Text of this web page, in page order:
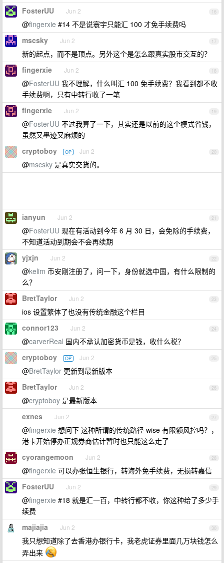
16
FosterUU Jun 2
@fingerxie #14 不是说寰宇只能汇 100 才免手续费吗
17
mscsky Jun 2
新的起点，而不是顶点。另外这个是怎么跟真实股市交互的？
18
fingerxie Jun 2
@FosterUU 我不理解，什么叫汇 100 免手续费？我看到都不收
手续费啊，只有中转行收了一笔
19
fingerxie Jun 2
@FosterUU 不过我算了一下，其实还是以前的这个模式省钱，
虽然又墨迹又麻烦的
20
cryptoboy OP Jun 2
@mscsky 是真实交货的。
21
ianyun Jun 2
@FosterUU 现在有活动到今年 6 月 30 日，会免除的手续费，
不知道活动到期会不会再续期
22
yjxjn Jun 2
@kelim 币安刚注册了，问一下，身份就选中国，有什么限制的
么？
23
BretTaylor Jun 2
ios 设置繁体了也没有传统金融这个栏目
24
connor123 Jun 2
@carverReal 国内不承认加密货币是钱，收什么税？
25
cryptoboy OP Jun 2
@BretTaylor 更新到最新版本
26
BretTaylor Jun 2
@cryptoboy 是最新版本
27
exnes Jun 2
@fingerxie 想问下 这种所谓的传统路径 wise 有限额风控吗？，
港卡开始停办正规券商估计暂时也只能这么走了
28
cyorangemoon Jun 2
@fingerxie 可以办张恒生银行，转海外免手续费，无损转嘉信
29
FosterUU Jun 2
@fingerxie #18 就是汇一百，中转行都不收，你这种给了多少手
续费
30
majiajia Jun 2
我只想知道除了去香港办银行卡，我老虎证券里面几万块钱怎么
弄出来